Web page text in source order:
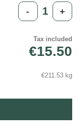
- +
Tax included
€15.50
€211.53 kg